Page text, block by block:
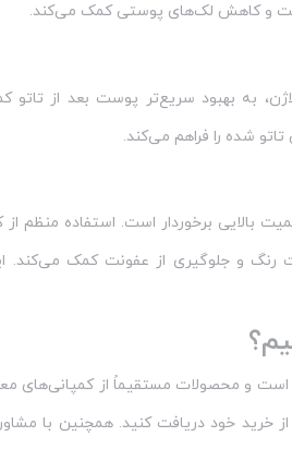
و کاهش لک‌های پوستی کمک می‌کند.
به بهبود سریع‌تر پوست بعد از
شده را فراهم می‌کند.
بالایی برخوردار است. استفاده
و جلوگیری از عفونت کمک می‌کند.
و محصولات مستقیماً از کمپانی‌های
خرید خود دریافت کنید. همچنین با